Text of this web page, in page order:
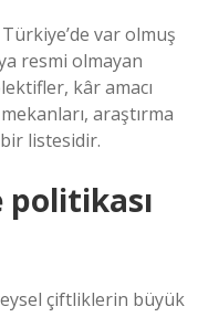
Türkiye’de var olmuş
resmi olmayan
kâr amacı
araştırma
listesidir.
çiftliklerin büyük